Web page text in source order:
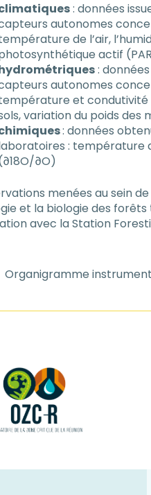
: données
autonomes
de l’air,
actif
:
autonomes
et condutivité
variation du poids des
: données
: température
∂O)
menées au sein
et la biologie des
avec la Station
Organigramme